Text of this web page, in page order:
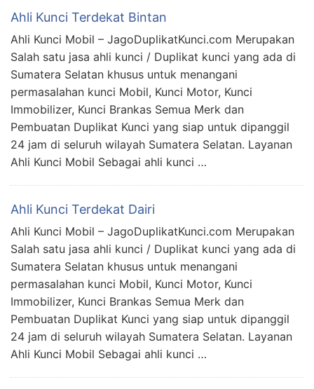
Ahli Kunci Terdekat Bintan
Ahli Kunci Mobil – JagoDuplikatKunci.com Merupakan
Salah satu jasa ahli kunci / Duplikat kunci yang ada di
Sumatera Selatan khusus untuk menangani
permasalahan kunci Mobil, Kunci Motor, Kunci
Immobilizer, Kunci Brankas Semua Merk dan
Pembuatan Duplikat Kunci yang siap untuk dipanggil
24 jam di seluruh wilayah Sumatera Selatan. Layanan
Ahli Kunci Mobil Sebagai ahli kunci …
Ahli Kunci Terdekat Dairi
Ahli Kunci Mobil – JagoDuplikatKunci.com Merupakan
Salah satu jasa ahli kunci / Duplikat kunci yang ada di
Sumatera Selatan khusus untuk menangani
permasalahan kunci Mobil, Kunci Motor, Kunci
Immobilizer, Kunci Brankas Semua Merk dan
Pembuatan Duplikat Kunci yang siap untuk dipanggil
24 jam di seluruh wilayah Sumatera Selatan. Layanan
Ahli Kunci Mobil Sebagai ahli kunci …